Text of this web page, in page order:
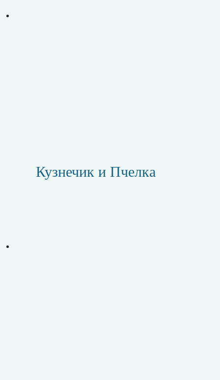
Кузнечик и Пчелка